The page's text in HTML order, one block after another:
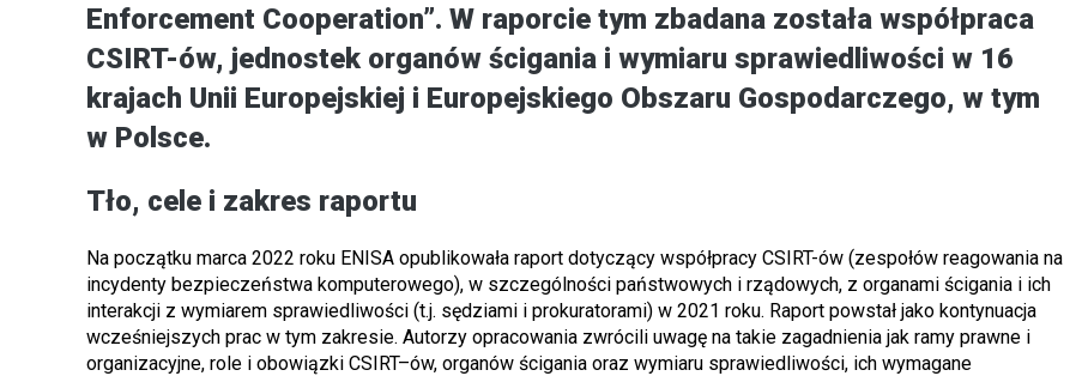
Enforcement Cooperation”. W raporcie tym zbadana została współpraca
CSIRT-ów, jednostek organów ścigania i wymiaru sprawiedliwości w 16
krajach Unii Europejskiej i Europejskiego Obszaru Gospodarczego, w tym
w Polsce.
Tło, cele i zakres raportu
Na początku marca 2022 roku ENISA opublikowała raport dotyczący współpracy CSIRT-ów (zespołów reagowania na
incydenty bezpieczeństwa komputerowego), w szczególności państwowych i rządowych, z organami ścigania i ich
interakcji z wymiarem sprawiedliwości (t.j. sędziami i prokuratorami) w 2021 roku. Raport powstał jako kontynuacja
wcześniejszych prac w tym zakresie. Autorzy opracowania zwrócili uwagę na takie zagadnienia jak ramy prawne i
organizacyjne, role i obowiązki CSIRT–ów, organów ścigania oraz wymiaru sprawiedliwości, ich wymagane